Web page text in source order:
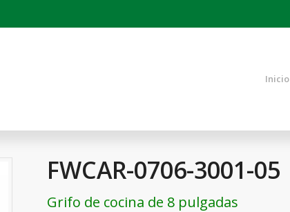
Inicio
FWCAR-0706-3001-05
Grifo de cocina de 8 pulgadas